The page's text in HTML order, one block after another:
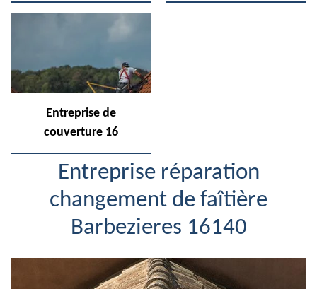
Entreprise de
couverture 16
Entreprise réparation
changement de faîtière
Barbezieres 16140